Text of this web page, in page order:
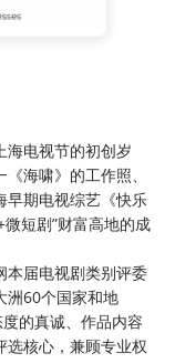
海电视节的初创岁
海啸》的工作照、
早期电视综艺《快乐
短剧”财富高地的成
本届电视剧类别评委
洲60个国家和地
的真诚、作品内容
选核心，兼顾专业权